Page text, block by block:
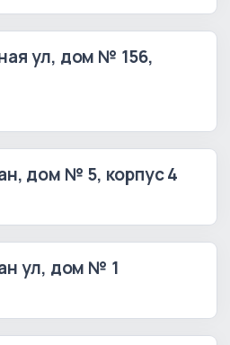
ул, дом № 156,
дом № 5, корпус 4
ул, дом № 1